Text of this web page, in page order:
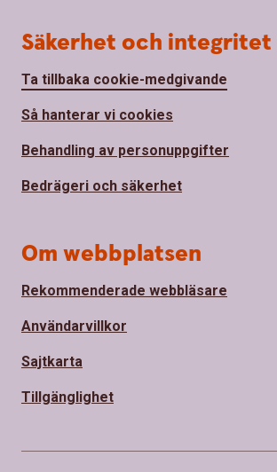
Säkerhet och integritet
Ta tillbaka cookie-medgivande
Så hanterar vi cookies
Behandling av personuppgifter
Bedrägeri och säkerhet
Om webbplatsen
Rekommenderade webbläsare
Användarvillkor
Sajtkarta
Tillgänglighet